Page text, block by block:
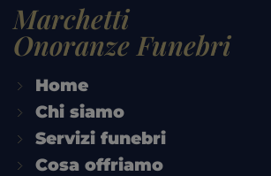
Marchetti
Onoranze Funebri
Home
Chi siamo
Servizi funebri
Cosa offriamo